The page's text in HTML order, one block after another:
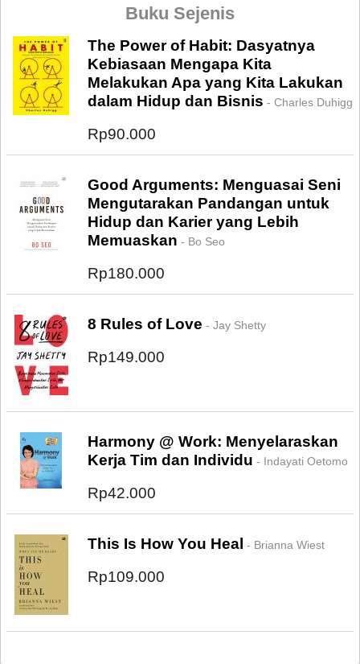
Buku Sejenis
The Power of Habit: Dasyatnya
Kebiasaan Mengapa Kita
Melakukan Apa yang Kita Lakukan
dalam Hidup dan Bisnis - Charles Duhigg
Rp90.000
Good Arguments: Menguasai Seni
Mengutarakan Pandangan untuk
Hidup dan Karier yang Lebih
Memuaskan - Bo Seo
Rp180.000
8 Rules of Love - Jay Shetty
Rp149.000
Harmony @ Work: Menyelaraskan
Kerja Tim dan Individu - Indayati Oetomo
Rp42.000
This Is How You Heal - Brianna Wiest
Rp109.000